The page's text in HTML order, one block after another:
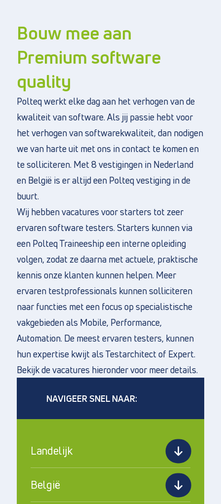
Over ons
Vacatures
Privacy en cookies
Algemene voorwaarden
Bouw mee aan
Premium software
quality
Polteq werkt elke dag aan het verhogen van de
kwaliteit van software. Als jij passie hebt voor
het verhogen van softwarekwaliteit, dan nodigen
we van harte uit met ons in contact te komen en
te solliciteren. Met 8 vestigingen in Nederland
en België is er altijd een Polteq vestiging in de
buurt.
Wij hebben vacatures voor starters tot zeer
ervaren software testers. Starters kunnen via
een Polteq Traineeship een interne opleiding
volgen, zodat ze daarna met actuele, praktische
kennis onze klanten kunnen helpen. Meer
ervaren testprofessionals kunnen solliciteren
naar functies met een focus op specialistische
vakgebieden als Mobile, Performance,
Automation. De meest ervaren testers, kunnen
hun expertise kwijt als Testarchitect of Expert.
Bekijk de vacatures hieronder voor meer details.
NAVIGEER SNEL NAAR:
Landelijk
België